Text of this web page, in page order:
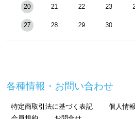
20 21 22 23
27 28 29 30
各種情報・お問い合わせ
特定商取引法に基づく表記
個人情